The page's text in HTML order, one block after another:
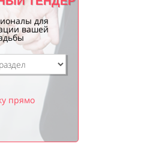
для
вашей
прямо